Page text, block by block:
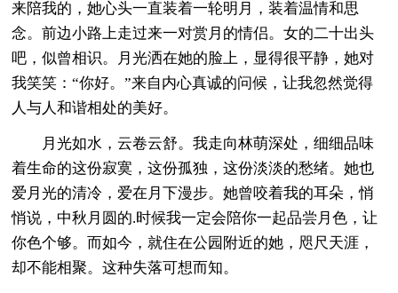
来陪我的，她心头一直装着一轮明月，装着温情和思
念。前边小路上走过来一对赏月的情侣。女的二十出头
吧，似曾相识。月光洒在她的脸上，显得很平静，她对
我笑笑：“你好。”来自内心真诚的问候，让我忽然觉得
人与人和谐相处的美好。
月光如水，云卷云舒。我走向林萌深处，细细品味
着生命的这份寂寞，这份孤独，这份淡淡的愁绪。她也
爱月光的清冷，爱在月下漫步。她曾咬着我的耳朵，悄
悄说，中秋月圆的.时候我一定会陪你一起品尝月色，让
你色个够。而如今，就住在公园附近的她，咫尺天涯，
却不能相聚。这种失落可想而知。